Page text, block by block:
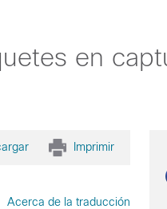
en
Imprimir
Acerca de la traducción